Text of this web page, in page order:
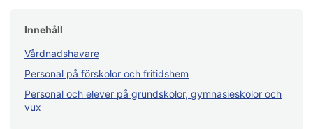
Innehåll
Vårdnadshavare
Personal på förskolor och fritidshem
Personal och elever på grundskolor, gymnasieskolor och
vux